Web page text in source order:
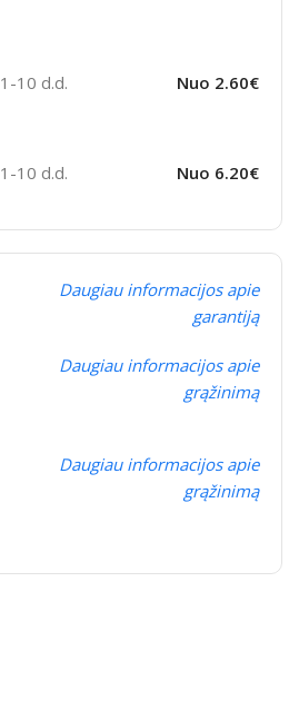
1-10 d.d. Nuo 2.60€
1-10 d.d. Nuo 6.20€
Daugiau informacijos apie
garantiją
Daugiau informacijos apie
grąžinimą
Daugiau informacijos apie
grąžinimą